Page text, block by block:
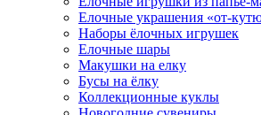
Елочные украшения «от-
Наборы ёлочных игрушек
Елочные шары
Макушки на елку
Бусы на ёлку
Коллекционные куклы